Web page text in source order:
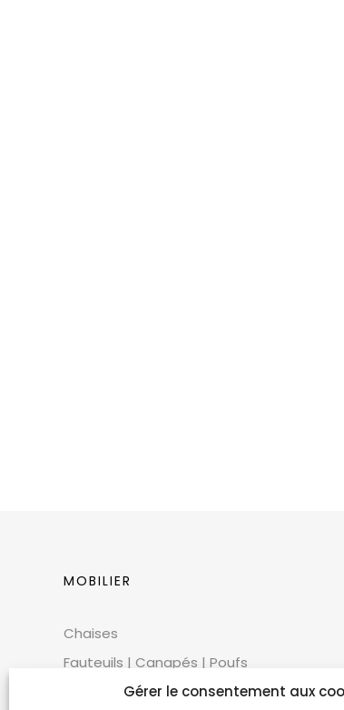
Gérer le consentement aux
MOBILIER
Chaises
Fauteuils | Canapés | Poufs
Mobilier extérieur